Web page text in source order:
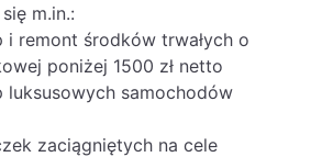
m.in.:
remont środków trwałych o
poniżej 1500 zł netto
luksusowych samochodów
zaciągniętych na cele